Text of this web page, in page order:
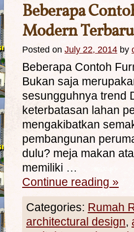
Beberapa
Modern Terbaru
Posted on July 22, 2014 by
Beberapa Contoh
Bukan saja
sesungguhnya trend
keterbatasan lahan
mengakibatkan
pembangunan
dulu? meja makan
memiliki …
Continue reading »
Categories: Rumah
architectural design,